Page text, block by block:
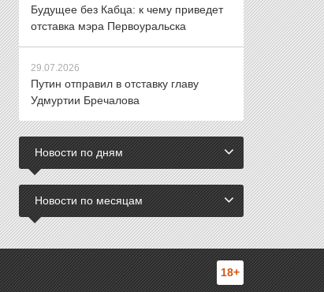
Будущее без Кабца: к чему приведет
отставка мэра Первоуральска
29.07.2026
Путин отправил в отставку главу
Удмуртии Бречалова
Новости по дням
Новости по месяцам
18+